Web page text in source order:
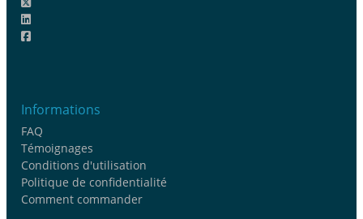
Informations
FAQ
Témoignages
Conditions d'utilisation
Politique de confidentialité
Comment commander